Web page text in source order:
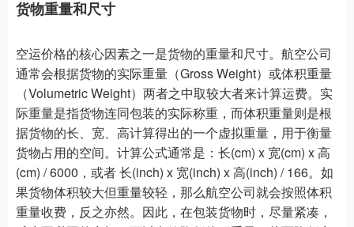
货物重量和尺寸
空运价格的核心因素之一是货物的重量和尺寸。航空公司
通常会根据货物的实际重量（Gross Weight）或体积重量
（Volumetric Weight）两者之中取较大者来计算运费。实
际重量是指货物连同包装的实际称重，而体积重量则是根
据货物的长、宽、高计算得出的一个虚拟重量，用于衡量
货物占用的空间。计算公式通常是：长(cm) x 宽(cm) x 高
(cm) / 6000，或者 长(inch) x 宽(inch) x 高(inch) / 166。如
果货物体积较大但重量较轻，那么航空公司就会按照体积
重量收费，反之亦然。因此，在包装货物时，尽量紧凑，